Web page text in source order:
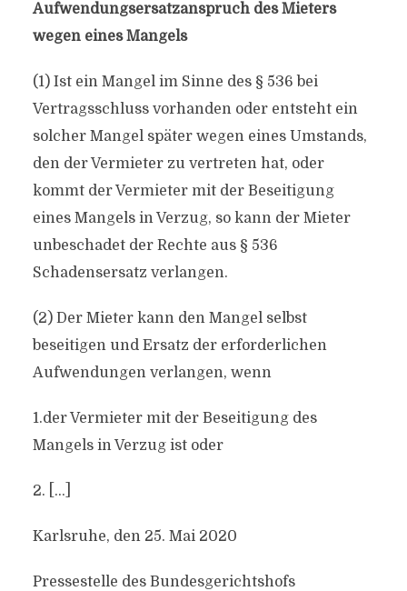
Aufwendungsersatzanspruch des Mieters
wegen eines Mangels
(1) Ist ein Mangel im Sinne des § 536 bei
Vertragsschluss vorhanden oder entsteht ein
solcher Mangel später wegen eines Umstands,
den der Vermieter zu vertreten hat, oder
kommt der Vermieter mit der Beseitigung
eines Mangels in Verzug, so kann der Mieter
unbeschadet der Rechte aus § 536
Schadensersatz verlangen.
(2) Der Mieter kann den Mangel selbst
beseitigen und Ersatz der erforderlichen
Aufwendungen verlangen, wenn
1.der Vermieter mit der Beseitigung des
Mangels in Verzug ist oder
2. […]
Karlsruhe, den 25. Mai 2020
Pressestelle des Bundesgerichtshofs